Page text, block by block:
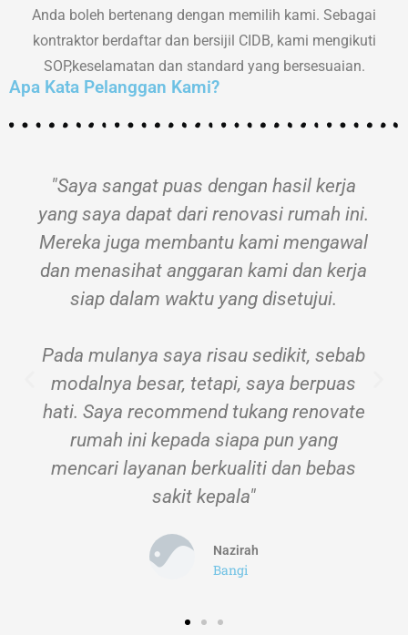
Anda boleh bertenang dengan memilih kami. Sebagai
kontraktor berdaftar dan bersijil CIDB, kami mengikuti
SOP,keselamatan dan standard yang bersesuaian.
Apa Kata Pelanggan Kami?
"Saya sangat puas dengan hasil kerja
yang saya dapat dari renovasi rumah ini.
Mereka juga membantu kami mengawal
dan menasihat anggaran kami dan kerja
siap dalam waktu yang disetujui.
Pada mulanya saya risau sedikit, sebab
modalnya besar, tetapi, saya berpuas
hati. Saya recommend tukang renovate
rumah ini kepada siapa pun yang
mencari layanan berkualiti dan bebas
sakit kepala"
Nazirah
Bangi